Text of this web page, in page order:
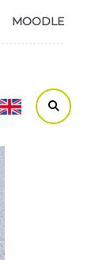
MOODLE